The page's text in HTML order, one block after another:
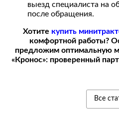
выезд специалиста на
после обращения.
Хотите купить
комфортной работы?
предложим оптимальную
«Кронос»: проверенный
Все